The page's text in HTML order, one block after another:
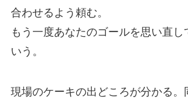
合わせるよう頼む。
もう一度あなたのゴールを思い直し
いう。
現場のケーキの出どころが分かる。